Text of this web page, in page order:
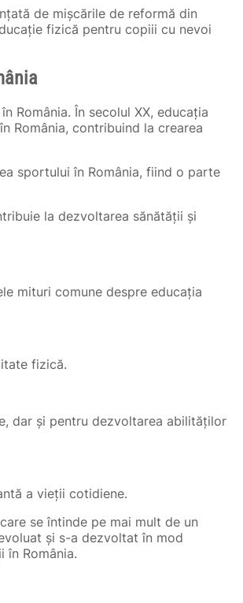
de mișcările de reformă din
fizică pentru copiii cu nevoi
România. În secolul XX, educația
România, contribuind la crearea
sportului în România, fiind o parte
la dezvoltarea sănătății și
mituri comune despre educația
fizică.
dar și pentru dezvoltarea abilităților
a vieții cotidiene.
se întinde pe mai mult de un
și s-a dezvoltat în mod
România.